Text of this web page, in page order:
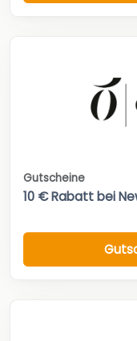
Gutscheine
10 € Rabatt bei